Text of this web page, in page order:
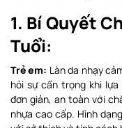
1. Bí Quyết
Tuổi:
Trẻ em: Làn da nhạy
hỏi sự cẩn trọng khi
đơn giản, an toàn với
nhựa cao cấp. Hình